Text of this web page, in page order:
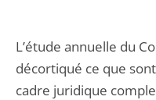
L’étude annuelle du
décortiqué ce que
cadre juridique